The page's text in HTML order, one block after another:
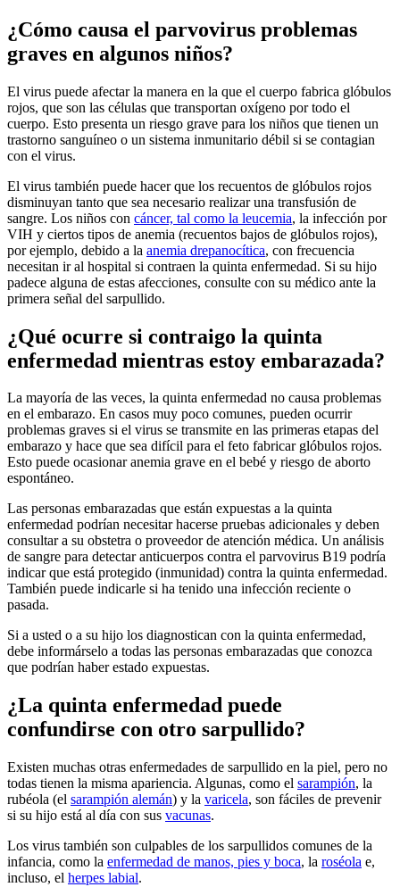
¿Cómo causa el parvovirus problemas
graves en algunos niños?
El virus puede afectar la manera en la que el cuerpo fabrica glóbulos
rojos, que son las células que transportan oxígeno por todo el
cuerpo. Esto presenta un riesgo grave para los niños que tienen un
trastorno sanguíneo o un sistema inmunitario débil si se contagian
con el virus.
El virus también puede hacer que los recuentos de glóbulos rojos
disminuyan tanto que sea necesario realizar una transfusión de
sangre. Los niños con cáncer, tal como la leucemia, la infección por
VIH y ciertos tipos de anemia (recuentos bajos de glóbulos rojos),
por ejemplo, debido a la anemia drepanocítica, con frecuencia
necesitan ir al hospital si contraen la quinta enfermedad. Si su hijo
padece alguna de estas afecciones, consulte con su médico ante la
primera señal del sarpullido.
¿Qué ocurre si contraigo la quinta
enfermedad mientras estoy embarazada?
La mayoría de las veces, la quinta enfermedad no causa problemas
en el embarazo. En casos muy poco comunes, pueden ocurrir
problemas graves si el virus se transmite en las primeras etapas del
embarazo y hace que sea difícil para el feto fabricar glóbulos rojos.
Esto puede ocasionar anemia grave en el bebé y riesgo de aborto
espontáneo.
Las personas embarazadas que están expuestas a la quinta
enfermedad podrían necesitar hacerse pruebas adicionales y deben
consultar a su obstetra o proveedor de atención médica. Un análisis
de sangre para detectar anticuerpos contra el parvovirus B19 podría
indicar que está protegido (inmunidad) contra la quinta enfermedad.
También puede indicarle si ha tenido una infección reciente o
pasada.
Si a usted o a su hijo los diagnostican con la quinta enfermedad,
debe informárselo a todas las personas embarazadas que conozca
que podrían haber estado expuestas.
¿La quinta enfermedad puede
confundirse con otro sarpullido?
Existen muchas otras enfermedades de sarpullido en la piel, pero no
todas tienen la misma apariencia. Algunas, como el sarampión, la
rubéola (el sarampión alemán) y la varicela, son fáciles de prevenir
si su hijo está al día con sus vacunas.
Los virus también son culpables de los sarpullidos comunes de la
infancia, como la enfermedad de manos, pies y boca, la roséola e,
incluso, el herpes labial.